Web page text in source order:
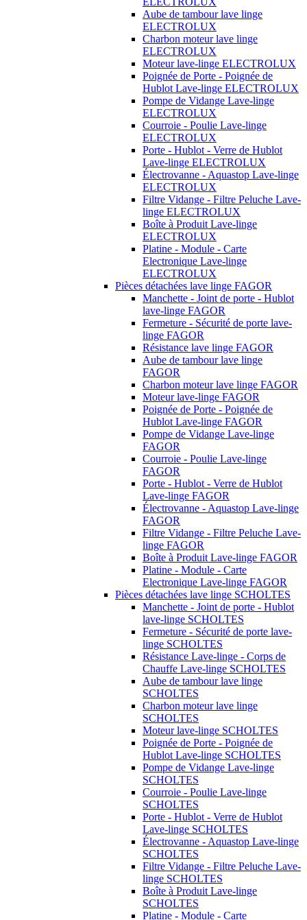
Aube de tambour lave linge
ELECTROLUX
Charbon moteur lave linge
ELECTROLUX
Moteur lave-linge ELECTROLUX
Poignée de Porte - Poignée de
Hublot Lave-linge ELECTROLUX
Pompe de Vidange Lave-linge
ELECTROLUX
Courroie - Poulie Lave-linge
ELECTROLUX
Porte - Hublot - Verre de Hublot
Lave-linge ELECTROLUX
Électrovanne - Aquastop Lave-linge
ELECTROLUX
Filtre Vidange - Filtre Peluche Lave-
linge ELECTROLUX
Boîte à Produit Lave-linge
ELECTROLUX
Platine - Module - Carte
Electronique Lave-linge
ELECTROLUX
Pièces détachées lave linge FAGOR
Manchette - Joint de porte - Hublot
lave-linge FAGOR
Fermeture - Sécurité de porte lave-
linge FAGOR
Résistance lave linge FAGOR
Aube de tambour lave linge
FAGOR
Charbon moteur lave linge FAGOR
Moteur lave-linge FAGOR
Poignée de Porte - Poignée de
Hublot Lave-linge FAGOR
Pompe de Vidange Lave-linge
FAGOR
Courroie - Poulie Lave-linge
FAGOR
Porte - Hublot - Verre de Hublot
Lave-linge FAGOR
Électrovanne - Aquastop Lave-linge
FAGOR
Filtre Vidange - Filtre Peluche Lave-
linge FAGOR
Boîte à Produit Lave-linge FAGOR
Platine - Module - Carte
Electronique Lave-linge FAGOR
Pièces détachées lave linge SCHOLTES
Manchette - Joint de porte - Hublot
lave-linge SCHOLTES
Fermeture - Sécurité de porte lave-
linge SCHOLTES
Résistance Lave-linge - Corps de
Chauffe Lave-linge SCHOLTES
Aube de tambour lave linge
SCHOLTES
Charbon moteur lave linge
SCHOLTES
Moteur lave-linge SCHOLTES
Poignée de Porte - Poignée de
Hublot Lave-linge SCHOLTES
Pompe de Vidange Lave-linge
SCHOLTES
Courroie - Poulie Lave-linge
SCHOLTES
Porte - Hublot - Verre de Hublot
Lave-linge SCHOLTES
Électrovanne - Aquastop Lave-linge
SCHOLTES
Filtre Vidange - Filtre Peluche Lave-
linge SCHOLTES
Boîte à Produit Lave-linge
SCHOLTES
Platine - Module - Carte